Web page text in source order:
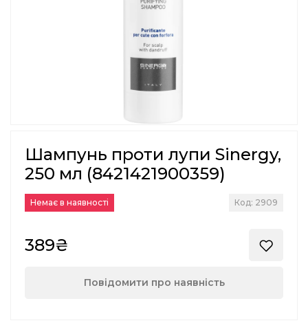
Шампунь проти лупи Sinergy,
250 мл (8421421900359)
Немає в наявності Код: 2909
389₴
Повідомити про наявність